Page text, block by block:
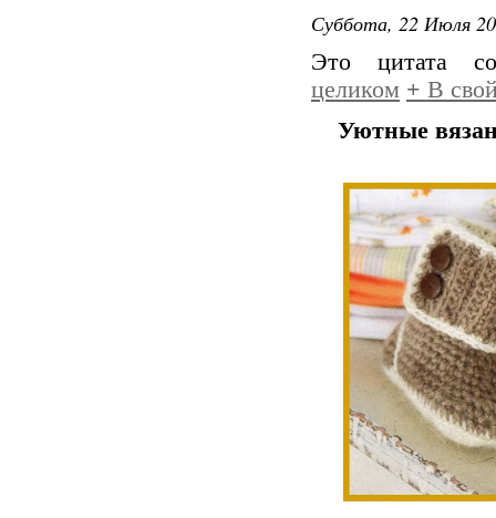
Суббота, 22 Июля
Это цитата
целиком + В
Уютные